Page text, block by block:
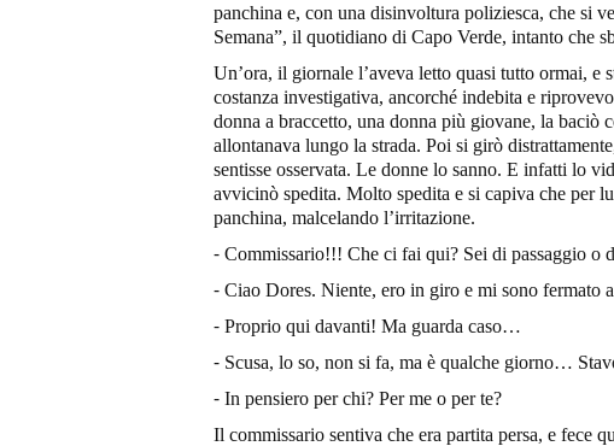
panchina e, con una disinvoltura poliziesca, che si
Semana”, il quotidiano di Capo Verde, intanto che
Un’ora, il giornale l’aveva letto quasi tutto ormai, e
costanza investigativa, ancorché indebita e
donna a braccetto, una donna più giovane, la baciò
allontanava lungo la strada. Poi si girò
sentisse osservata. Le donne lo sanno. E infatti lo
avvicinò spedita. Molto spedita e si capiva che per
panchina, malcelando l’irritazione.
⁃ Commissario!!! Che ci fai qui? Sei di passaggio o
⁃ Ciao Dores. Niente, ero in giro e mi sono fermato
⁃ Proprio qui davanti! Ma guarda caso…
⁃ Scusa, lo so, non si fa, ma è qualche giorno…
⁃ In pensiero per chi? Per me o per te?
Il commissario sentiva che era partita persa, e fece